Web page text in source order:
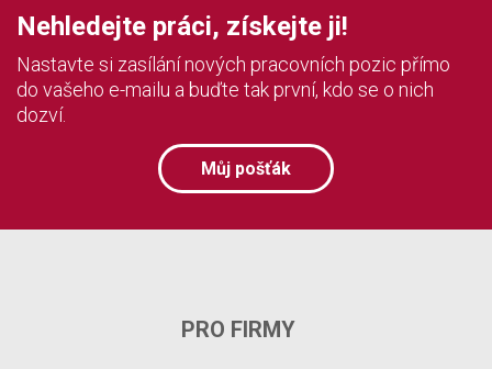
Nehledejte práci, získejte ji!
Nastavte si zasílání nových pracovních pozic přímo
do vašeho e-mailu a buďte tak první, kdo se o nich
dozví.
Můj pošťák
PRO FIRMY